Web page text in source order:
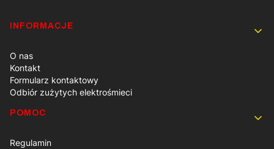
Linki w stopce
INFORMACJE
O nas
Kontakt
Formularz kontaktowy
Odbiór zużytych elektrośmieci
POMOC
Regulamin